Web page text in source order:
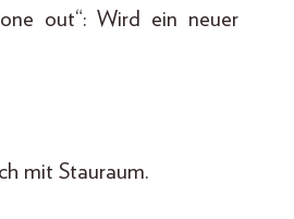
out“: Wird ein neuer
mit Stauraum.